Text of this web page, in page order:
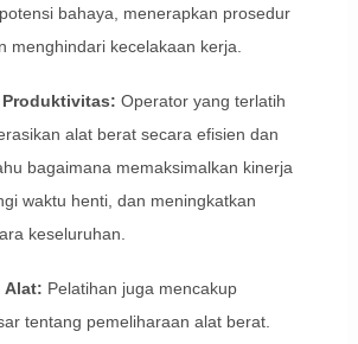
bahaya, menerapkan prosedur
menghindari kecelakaan kerja.
Operator yang terlatih
alat berat secara efisien dan
bagaimana memaksimalkan kinerja
waktu henti, dan meningkatkan
keseluruhan.
Alat: Pelatihan juga mencakup
tentang pemeliharaan alat berat.